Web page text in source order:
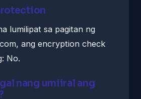
lumilipat sa pagitan ng
ang encryption check
No.
nang umiiral ang